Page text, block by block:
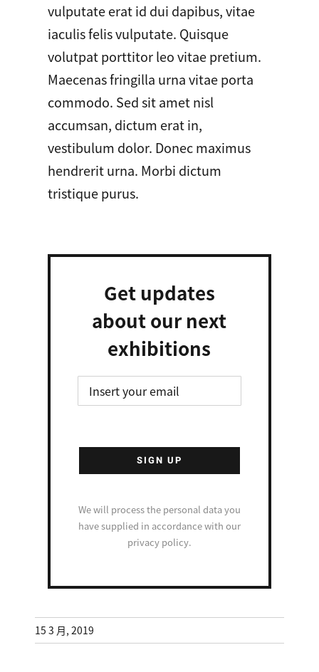
vulputate erat id dui dapibus, vitae
iaculis felis vulputate. Quisque
volutpat porttitor leo vitae pretium.
Maecenas fringilla urna vitae porta
commodo. Sed sit amet nisl
accumsan, dictum erat in,
vestibulum dolor. Donec maximus
hendrerit urna. Morbi dictum
tristique purus.
Get updates
about our next
exhibitions
We will process the personal data you
have supplied in accordance with our
privacy policy.
15 3 月, 2019